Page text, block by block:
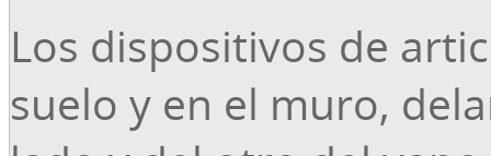
Los dispositivos de
suelo y en el muro,